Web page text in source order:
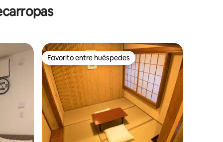
Favorito entre huéspedes
Favorito entre huéspedes